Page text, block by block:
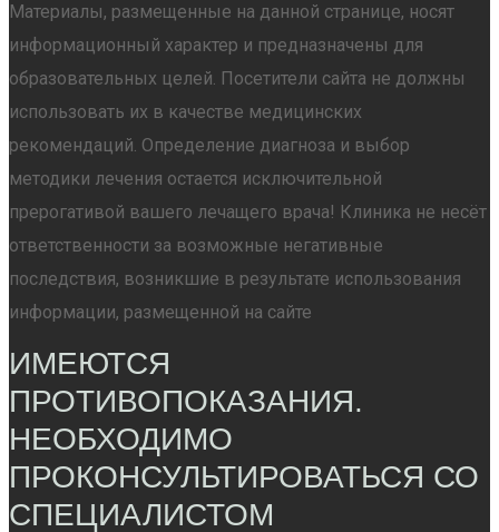
Материалы, размещенные на данной странице, носят
информационный характер и предназначены для
образовательных целей. Посетители сайта не должны
использовать их в качестве медицинских
рекомендаций. Определение диагноза и выбор
методики лечения остается исключительной
прерогативой вашего лечащего врача! Клиника не несёт
ответственности за возможные негативные
последствия, возникшие в результате использования
информации, размещенной на сайте
ИМЕЮТСЯ
ПРОТИВОПОКАЗАНИЯ.
НЕОБХОДИМО
ПРОКОНСУЛЬТИРОВАТЬСЯ СО
СПЕЦИАЛИСТОМ